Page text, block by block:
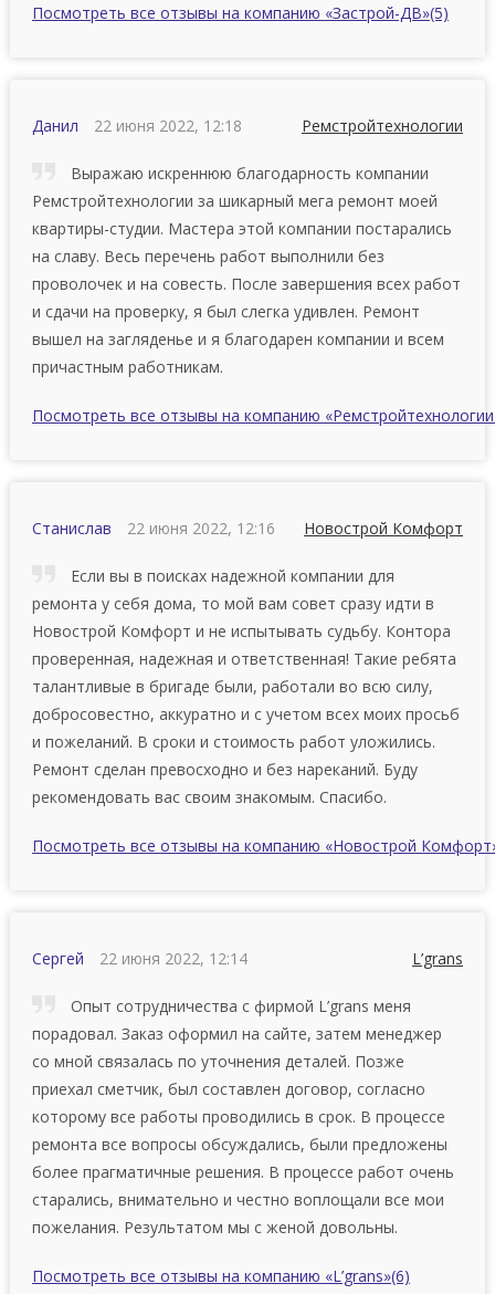
Посмотреть все отзывы на компанию «Застрой-ДВ»(5)
Данил 22 июня 2022, 12:18 Ремстройтехнологии
Выражаю искреннюю благодарность компании
Ремстройтехнологии за шикарный мега ремонт моей
квартиры-студии. Мастера этой компании постарались
на славу. Весь перечень работ выполнили без
проволочек и на совесть. После завершения всех работ
и сдачи на проверку, я был слегка удивлен. Ремонт
вышел на загляденье и я благодарен компании и всем
причастным работникам.
Посмотреть все отзывы на компанию
Станислав 22 июня 2022, 12:16 Новострой Комфорт
Если вы в поисках надежной компании для
ремонта у себя дома, то мой вам совет сразу идти в
Новострой Комфорт и не испытывать судьбу. Контора
проверенная, надежная и ответственная! Такие ребята
талантливые в бригаде были, работали во всю силу,
добросовестно, аккуратно и с учетом всех моих просьб
и пожеланий. В сроки и стоимость работ уложились.
Ремонт сделан превосходно и без нареканий. Буду
рекомендовать вас своим знакомым. Спасибо.
Посмотреть все отзывы на компанию «Новострой
Сергей 22 июня 2022, 12:14 L’grans
Опыт сотрудничества с фирмой L’grans меня
порадовал. Заказ оформил на сайте, затем менеджер
со мной связалась по уточнения деталей. Позже
приехал сметчик, был составлен договор, согласно
которому все работы проводились в срок. В процессе
ремонта все вопросы обсуждались, были предложены
более прагматичные решения. В процессе работ очень
старались, внимательно и честно воплощали все мои
пожелания. Результатом мы с женой довольны.
Посмотреть все отзывы на компанию «L’grans»(6)